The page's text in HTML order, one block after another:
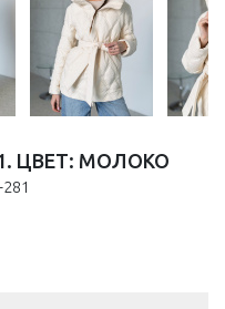
ЦВЕТ: МОЛОКО